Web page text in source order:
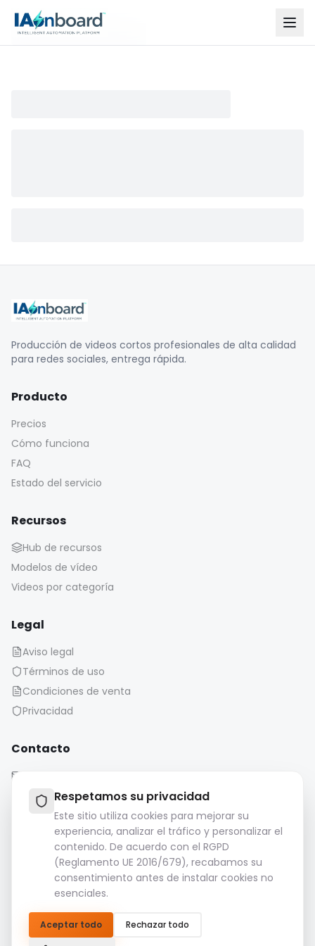
Respetamos su privacidad
Este sitio utiliza cookies para mejorar su
experiencia, analizar el tráfico y personalizar el
contenido. De acuerdo con el RGPD
(Reglamento UE 2016/679), recabamos su
consentimiento antes de instalar cookies no
esenciales.
Aceptar todo Rechazar todo
Producción de videos cortos profesionales de alta calidad
para redes sociales, entrega rápida.
Producto
Precios
Cómo funciona
FAQ
Estado del servicio
Recursos
Hub de recursos
Modelos de vídeo
Videos por categoría
Legal
Aviso legal
Términos de uso
Condiciones de venta
Privacidad
Contacto
Política de conservación:
Los archivos multimedia (imágenes, vídeos, archivos de
Por favor, descargue y guarde sus archivos importantes.